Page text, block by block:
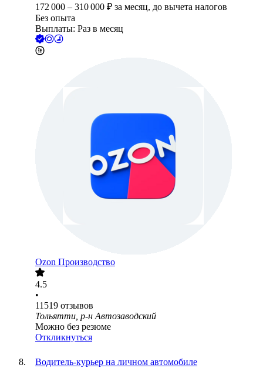
172 000 – 310 000 ₽ за месяц, до вычета налогов
Без опыта
Выплаты: Раз в месяц
Ozon Производство
4.5
•
11519 отзывов
Тольятти, р-н Автозаводский
Можно без резюме
Откликнуться
Водитель-курьер на личном автомобиле